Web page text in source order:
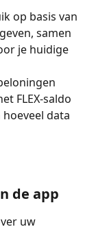
samen
je huidige
FLEX-saldo
data
de app
uw